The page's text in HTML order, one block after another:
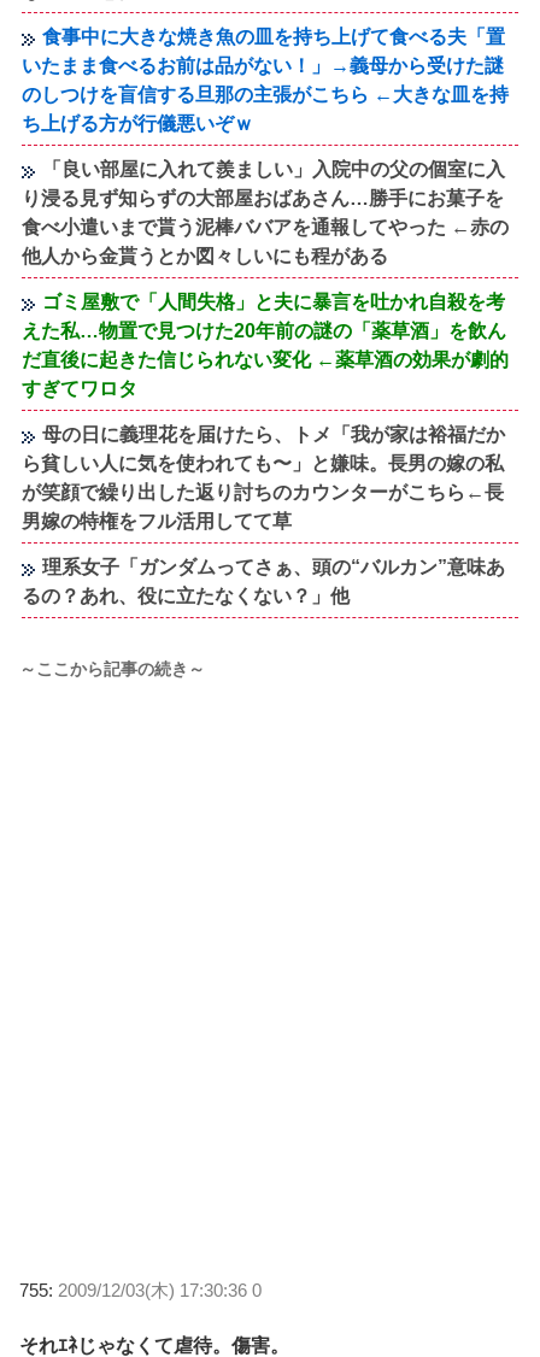
食事中に大きな焼き魚の皿を持ち上げて食べる夫「置
いたまま食べるお前は品がない！」→義母から受けた謎
のしつけを盲信する旦那の主張がこちら ←大きな皿を持
ち上げる方が行儀悪いぞｗ
「良い部屋に入れて羨ましい」入院中の父の個室に入
り浸る見ず知らずの大部屋おばあさん…勝手にお菓子を
食べ小遣いまで貰う泥棒ババアを通報してやった ←赤の
他人から金貰うとか図々しいにも程がある
ゴミ屋敷で「人間失格」と夫に暴言を吐かれ自殺を考
えた私…物置で見つけた20年前の謎の「薬草酒」を飲ん
だ直後に起きた信じられない変化 ←薬草酒の効果が劇的
すぎてワロタ
母の日に義理花を届けたら、トメ「我が家は裕福だか
ら貧しい人に気を使われても〜」と嫌味。長男の嫁の私
が笑顔で繰り出した返り討ちのカウンターがこちら←長
男嫁の特権をフル活用してて草
理系女子「ガンダムってさぁ、頭の“バルカン”意味あ
るの？あれ、役に立たなくない？」他
～ここから記事の続き～
755: 2009/12/03(木) 17:30:36 0
それｴﾈじゃなくて虐待。傷害。